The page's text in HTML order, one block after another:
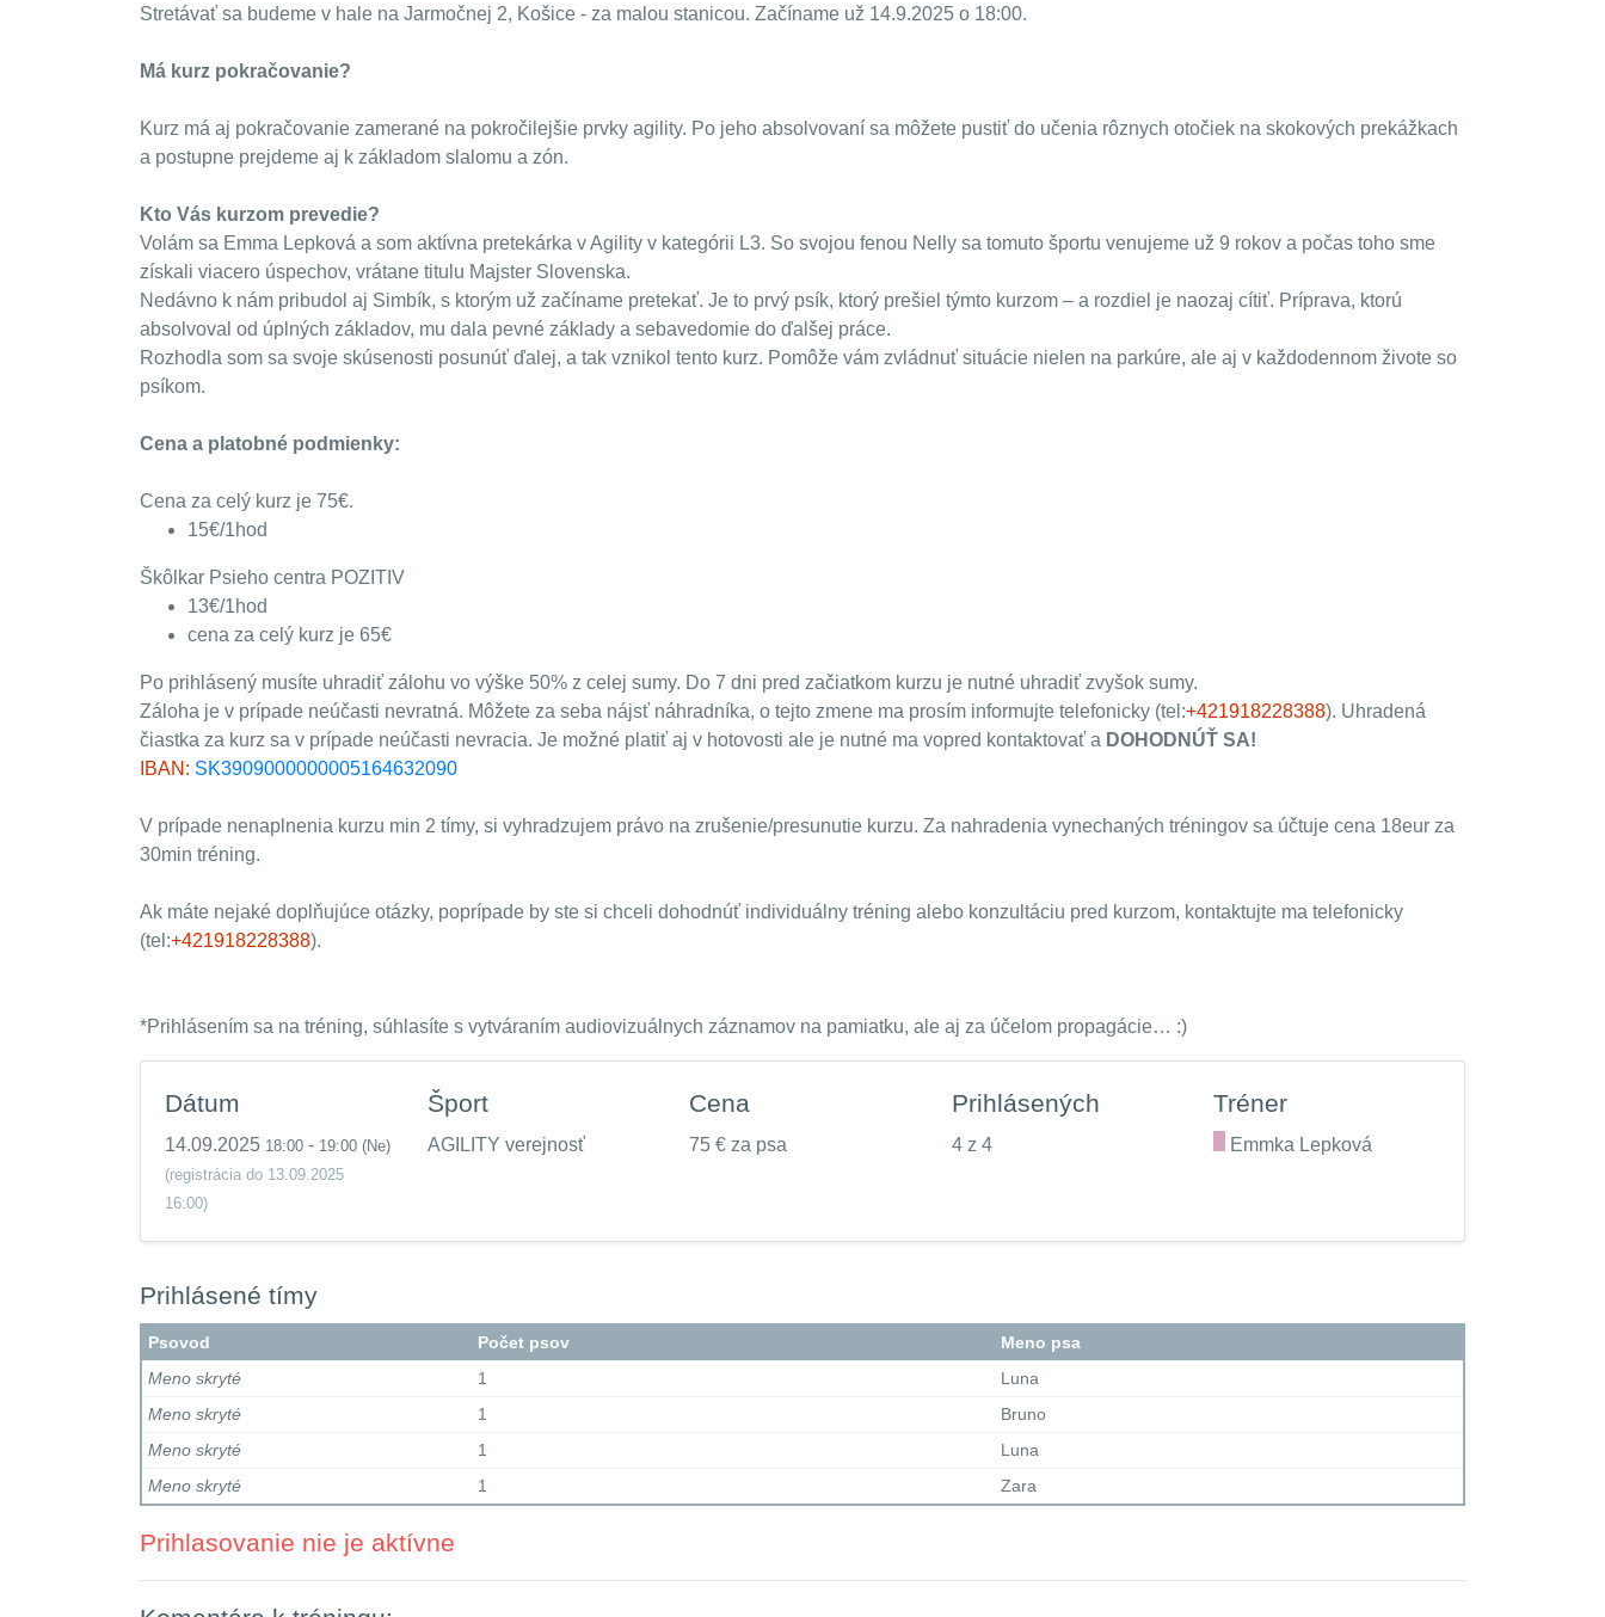
Stretávať sa budeme v hale na Jarmočnej 2, Košice - za malou stanicou. Začíname už 14.9.2025 o 18:00.
Má kurz pokračovanie?
Kurz má aj pokračovanie zamerané na pokročilejšie prvky agility. Po jeho absolvovaní sa môžete pustiť do učenia rôznych otočiek na skokových prekážkach
a postupne prejdeme aj k základom slalomu a zón.
Kto Vás kurzom prevedie?
Volám sa Emma Lepková a som aktívna pretekárka v Agility v kategórii L3. So svojou fenou Nelly sa tomuto športu venujeme už 9 rokov a počas toho sme
získali viacero úspechov, vrátane titulu Majster Slovenska.
Nedávno k nám pribudol aj Simbík, s ktorým už začíname pretekať. Je to prvý psík, ktorý prešiel týmto kurzom – a rozdiel je naozaj cítiť. Príprava, ktorú
absolvoval od úplných základov, mu dala pevné základy a sebavedomie do ďalšej práce.
Rozhodla som sa svoje skúsenosti posunúť ďalej, a tak vznikol tento kurz. Pomôže vám zvládnuť situácie nielen na parkúre, ale aj v každodennom živote so
psíkom.
Cena a platobné podmienky:
Cena za celý kurz je 75€.
15€/1hod
Škôlkar Psieho centra POZITIV
13€/1hod
cena za celý kurz je 65€
Po prihlásený musíte uhradiť zálohu vo výške 50% z celej sumy. Do 7 dni pred začiatkom kurzu je nutné uhradiť zvyšok sumy.
Záloha je v prípade neúčasti nevratná. Môžete za seba nájsť náhradníka, o tejto zmene ma prosím informujte telefonicky (tel:+421918228388). Uhradená
čiastka za kurz sa v prípade neúčasti nevracia. Je možné platiť aj v hotovosti ale je nutné ma vopred kontaktovať a DOHODNÚŤ SA!
IBAN: SK3909000000005164632090
V prípade nenaplnenia kurzu min 2 tímy, si vyhradzujem právo na zrušenie/presunutie kurzu. Za nahradenia vynechaných tréningov sa účtuje cena 18eur za
30min tréning.
Ak máte nejaké doplňujúce otázky, poprípade by ste si chceli dohodnúť individuálny tréning alebo konzultáciu pred kurzom, kontaktujte ma telefonicky
(tel:+421918228388).
*Prihlásením sa na tréning, súhlasíte s vytváraním audiovizuálnych záznamov na pamiatku, ale aj za účelom propagácie… :)
Dátum
14.09.2025 18:00 - 19:00 (Ne)
(registrácia do 13.09.2025
16:00)
Šport
AGILITY verejnosť
Cena
75 € za psa
Prihlásených
4 z 4
Tréner
Emmka Lepková
Prihlásené tímy
Psovod Počet psov
Meno psa
Meno skryté
1
Luna
Meno skryté
1
Bruno
Meno skryté
1
Luna
Meno skryté
1 Zara
Prihlasovanie nie je aktívne